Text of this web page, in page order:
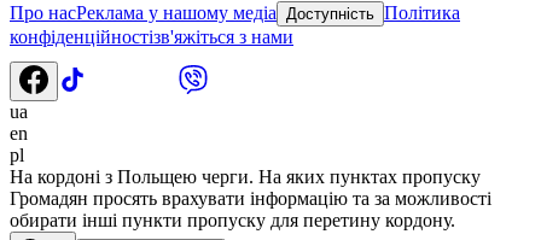
Про насРеклама у нашому медіа Доступність Політика
конфіденційностізв'яжіться з нами
ua
en
pl
На кордоні з Польщею черги. На яких пунктах пропуску
Громадян просять врахувати інформацію та за можливості
обирати інші пункти пропуску для перетину кордону.